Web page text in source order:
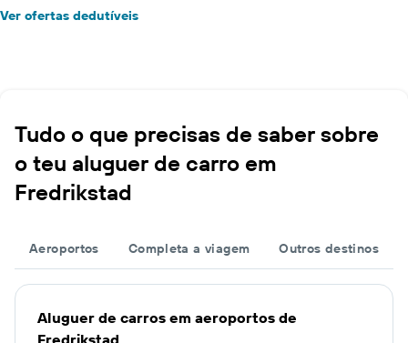
Ver ofertas dedutíveis
Tudo o que precisas de saber sobre
o teu aluguer de carro em
Fredrikstad
Aeroportos Completa a viagem Outros destinos
Aluguer de carros em aeroportos de
Fredrikstad